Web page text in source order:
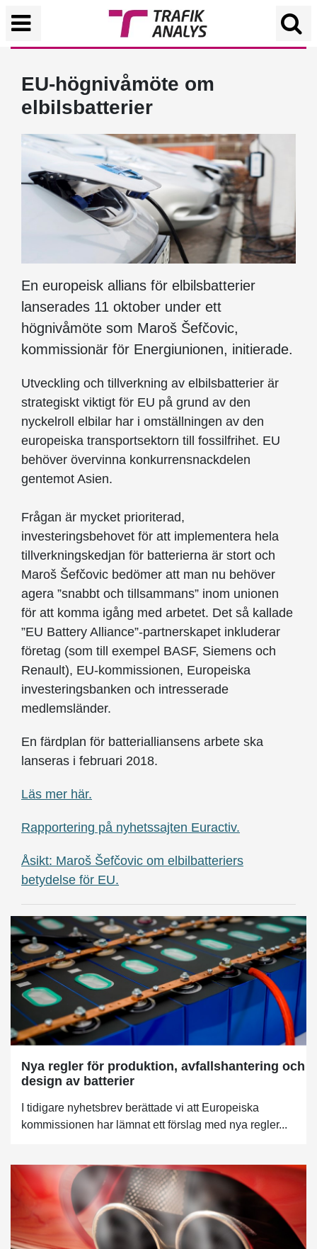
EU-högnivåmöte om
elbilsbatterier
En europeisk allians för elbilsbatterier
lanserades 11 oktober under ett
högnivåmöte som Maroš Šefčovic,
kommissionär för Energiunionen, initierade.
Utveckling och tillverkning av elbilsbatterier är
strategiskt viktigt för EU på grund av den
nyckelroll elbilar har i omställningen av den
europeiska transportsektorn till fossilfrihet. EU
behöver övervinna konkurrensnackdelen
gentemot Asien.
Frågan är mycket prioriterad,
investeringsbehovet för att implementera hela
tillverkningskedjan för batterierna är stort och
Maroš Šefčovic bedömer att man nu behöver
agera ”snabbt och tillsammans” inom unionen
för att komma igång med arbetet. Det så kallade
”EU Battery Alliance”-partnerskapet inkluderar
företag (som till exempel BASF, Siemens och
Renault), EU-kommissionen, Europeiska
investeringsbanken och intresserade
medlemsländer.
En färdplan för batterialliansens arbete ska
lanseras i februari 2018.
Läs mer här.
Rapportering på nyhetssajten Euractiv.
Åsikt: Maroš Šefčovic om elbilbatteriers
betydelse för EU.
Nya regler för produktion, avfallshantering och
design av batterier
I tidigare nyhetsbrev berättade vi att Europeiska
kommissionen har lämnat ett förslag med nya regler...